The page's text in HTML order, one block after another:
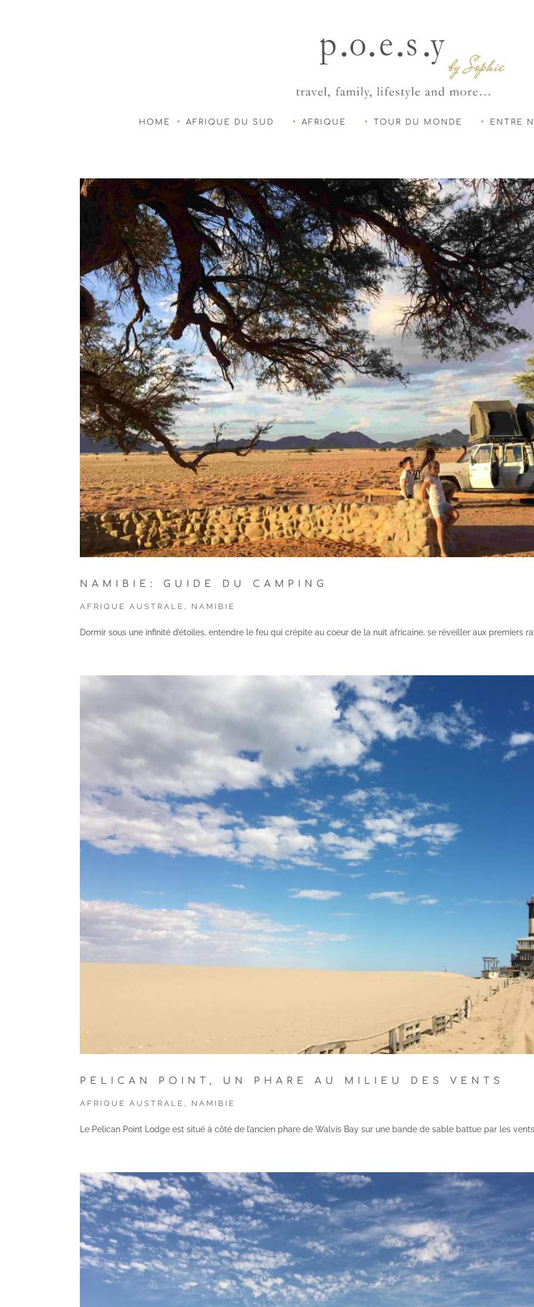
HOME AFRIQUE DU SUD AFRIQUE TOUR DU MONDE ENTRE
NAMIBIE: GUIDE DU CAMPING
AFRIQUE AUSTRALE NAMIBIE
Dormir sous une infinité d’étoiles, entendre le feu qui crépite au coeur de la nuit africaine, se réveiller aux premiers
PELICAN POINT, UN PHARE AU MILIEU DES VENTS
AFRIQUE AUSTRALE NAMIBIE
Le Pelican Point Lodge est situé à côté de l’ancien phare de Walvis Bay sur une bande de sable battue par les